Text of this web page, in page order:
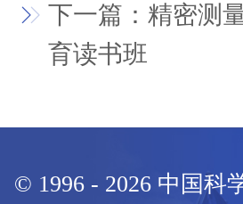
下一篇：精密测
育读书班
© 1996 - 2026 中国科